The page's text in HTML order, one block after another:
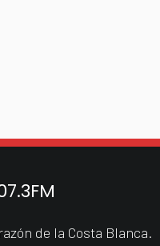
de la Costa Blanca.